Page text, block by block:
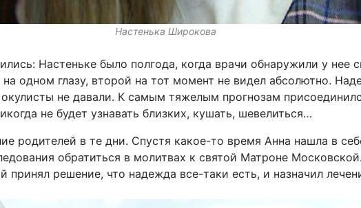
Настенька Широкова
Настеньке было полгода, когда врачи обнаружили у нее
одном глазу, второй на тот момент не видел абсолютно.
не давали. К самым тяжелым прогнозам
не будет узнавать близких, кушать, шевелиться…
родителей в те дни. Спустя какое-то время Анна нашла в
обратиться в молитвах к святой Матроне
принял решение, что надежда все-таки есть, и назначил